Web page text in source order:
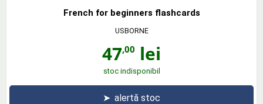
French for beginners flashcards
USBORNE
47,00 lei
stoc indisponibil
➤ alertă stoc